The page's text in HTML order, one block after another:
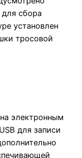
сбора
установлен
тросовой
электронным
для записи